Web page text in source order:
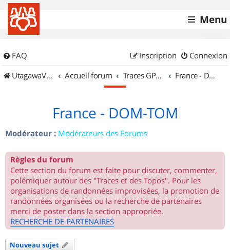
Menu
FAQ Connexion
Inscription
UtagawaVTT (Randos VTT et VTTAE avec traces GPS)
Accueil forum Traces GPS de randos VTT France - DOM-TOM
France - DOM-TOM
Modérateur : Modérateurs des Forums
Règles du forum
Cette section du forum est faite pour discuter, commenter,
polémiquer autour des "Traces et des Topos". Pour les
organisations de randonnées improvisées, la promotion de
randonnées organisées ou la recherche de partenaires
merci de poster dans la section appropriée.
RECHERCHE DE PARTENAIRES
Nouveau sujet